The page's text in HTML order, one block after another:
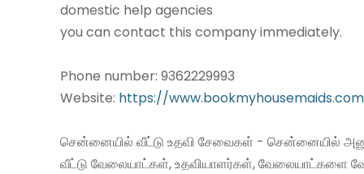
domestic help agencies
you can contact this company immediately.
Phone number: 9362229993
Website: https://
சென்னையில் வீட்டு உதவி சேவைகள் - சென்னையில்
வீட்டு வேலையாட்கள், உதவியாளர்கள், வேலையாட்களை